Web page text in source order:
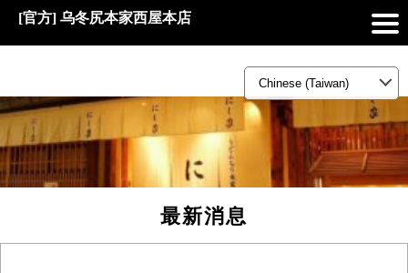
[官方] 乌冬尻本家西屋本店
最新消息